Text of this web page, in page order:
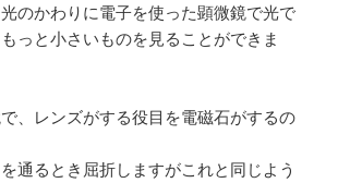
のかわりに電子を使った顕微鏡で光で
っと小さいものを見ることができま
、レンズがする役目を電磁石がするの
通るとき屈折しますがこれと同じよう